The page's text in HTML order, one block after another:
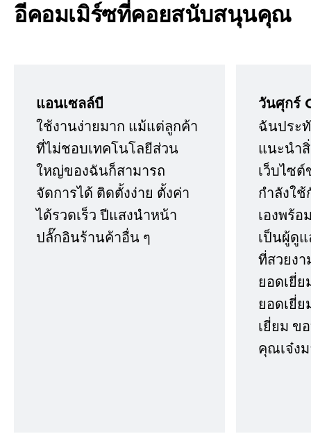
อีคอมเมิร์ซที่คอยสนับสนุนคุณ
แอนเซลล์บี
ใช้งานง่ายมาก แม้แต่ลูกค้า
ที่ไม่ชอบเทคโนโลยีส่วน
ใหญ่ของฉันก็สามารถ
จัดการได้ ติดตั้งง่าย ตั้งค่า
ได้รวดเร็ว ปีแสงนำหน้า
ปลั๊กอินร้านค้าอื่น ๆ
วันศุกร์
ฉันประ
แนะนำ
เว็บไซ
กำลังใ
เองพร้
เป็นผู้ดูแ
ที่สวยง
ยอดเยี่ย
ยอดเยี่
เยี่ยม ข
คุณเจ๋ง